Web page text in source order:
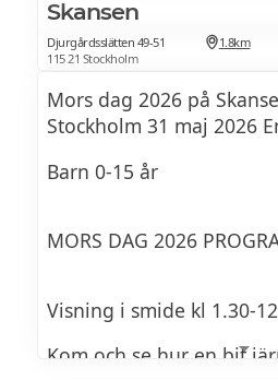
Lättvispad grädde
Nyponsoppa
Vispgrädde,
Ananas
Cheesecake
Skansen
Djurgårdsslätten 49-51
115 21 Stockholm
1.8km
Mors dag 2026 på
Stockholm 31 maj 2026
Barn 0-15 år
MORS DAG 2026
Visning i smide kl 1.30-
Kom och se hur en bit